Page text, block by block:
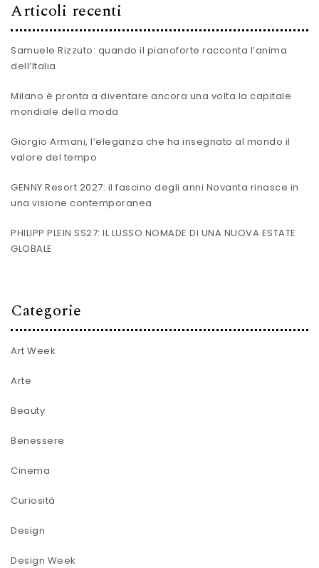
Articoli recenti
Samuele Rizzuto: quando il pianoforte racconta l’anima
dell’Italia
Milano è pronta a diventare ancora una volta la capitale
mondiale della moda
Giorgio Armani, l’eleganza che ha insegnato al mondo il
valore del tempo
GENNY Resort 2027: il fascino degli anni Novanta rinasce in
una visione contemporanea
PHILIPP PLEIN SS27: IL LUSSO NOMADE DI UNA NUOVA ESTATE
GLOBALE
Categorie
Art Week
Arte
Beauty
Benessere
Cinema
Curiosità
Design
Design Week